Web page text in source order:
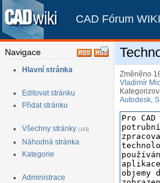
CAD Fórum WIKI
Navigace
Hlavní stránka
Editovat stránku
Přidat stránku
Všechny stránky (143)
Náhodná stránka
Kategorie
Administrace
Změněno
Vladimír
Autodesk,